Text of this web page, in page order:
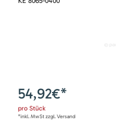
54,92€*
pro Stück
*inkl. MwSt zzgl. Versand